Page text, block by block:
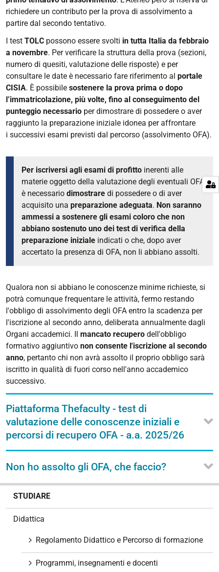
richiedere un contributo per la prova di assolvimento a
partire dal secondo tentativo.
I test TOLC possono essere svolti in tutta Italia da febbraio
a novembre. Per verificare la struttura della prova (sezioni,
numero di quesiti, valutazione delle risposte) e per
consultare le date è necessario fare riferimento al portale
CISIA. È possibile sostenere la prova prima o dopo
l’immatricolazione, più volte, fino al conseguimento del
punteggio necessario per dimostrare di possedere o aver
raggiunto la preparazione iniziale idonea per affrontare
i successivi esami previsti dal percorso (assolvimento OFA).
Per iscriversi agli esami di profitto inerenti alle
materie oggetto della valutazione degli eventuali OFA
è necessario dimostrare di possedere o di aver
acquisito una preparazione adeguata. Non saranno
ammessi a sostenere gli esami coloro che non
abbiano sostenuto uno dei test di verifica della
preparazione iniziale indicati o che, dopo aver
accertato la presenza di OFA, non li abbiano assolti.
Qualora non si abbiano le conoscenze minime richieste, si
potrà comunque frequentare le attività, fermo restando
l'obbligo di assolvimento degli OFA entro la scadenza per
l'iscrizione al secondo anno, deliberata annualmente dagli
Organi accademici. Il mancato recupero dell'obbligo
formativo aggiuntivo non consente l'iscrizione al secondo
anno, pertanto chi non avrà assolto il proprio obbligo sarà
iscritto in qualità di fuori corso nell'anno accademico
successivo.
Piattaforma Thefaculty - test di
valutazione delle conoscenze iniziali e
percorsi di recupero OFA - a.a. 2025/26
Non ho assolto gli OFA, che faccio?
STUDIARE
Didattica
Regolamento Didattico e Percorso di formazione
Programmi, insegnamenti e docenti